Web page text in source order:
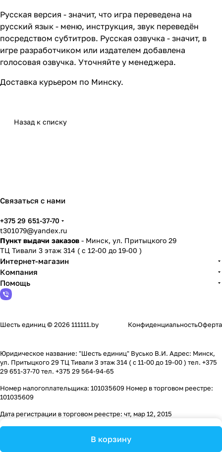
Русская версия - значит, что игра переведена на
русский язык - меню, инструкция, звук переведён
посредством субтитров. Русская озвучка - значит, в
игре разработчиком или издателем добавлена
голосовая озвучка. Уточняйте у менеджера.
Доставка курьером по Минску.
Назад к списку
Связаться с нами
+375 29 651-37-70
t301079@yandex.ru
Пункт выдачи заказов - Минск, ул. Притыцкого 29
ТЦ Тивали 3 этаж 314 ( с 12-00 до 19-00 )
Интернет-магазин
Компания
Помощь
Шесть единиц © 2026 111111.by КонфиденциальностьОферта
Юридическое название: "Шесть единиц" Вусько В.И. Адрес: Минск,
ул. Притыцкого 29 ТЦ Тивали 3 этаж 314 ( с 11-00 до 19-00 ) тел. +375
29 651-37-70 тел. +375 29 564-94-65
Номер налогоплательщика: 101035609 Номер в торговом реестре:
101035609
Дата регистрации в торговом реестре: чт, мар 12, 2015
В корзину